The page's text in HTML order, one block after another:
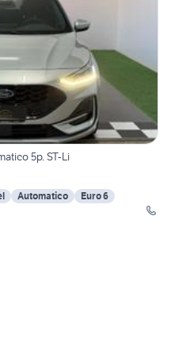
5p. ST-Li
Automatico
Euro 6